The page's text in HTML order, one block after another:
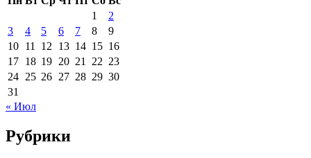
1
2
3
4 5 6 7 8
9
10 11 12 13 14 15 16
17 18 19 20 21 22 23
24 25 26 27 28 29 30
31
« Июл
Рубрики